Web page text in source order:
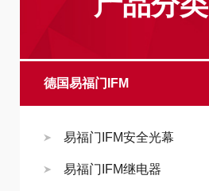
德国易福门IFM
易福门IFM安全光幕
易福门IFM继电器